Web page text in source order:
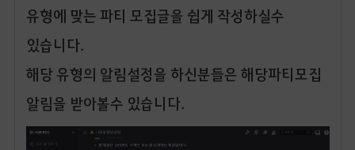
유형에 맞는 파티 모집글을 쉽게 작성하실수
있습니다.
해당 유형의 알림설정을 하신분들은 해당파티모집
알림을 받아볼수 있습니다.